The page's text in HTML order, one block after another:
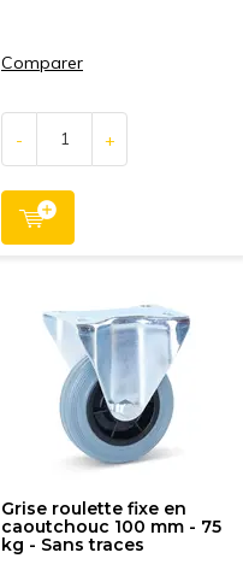
Comparer
- +
Grise roulette fixe en
caoutchouc 100 mm - 75
kg - Sans traces